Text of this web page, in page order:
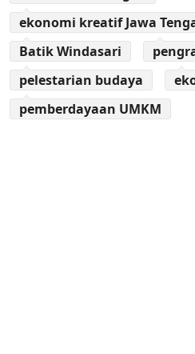
ekonomi kreatif Jawa
Batik Windasari
pelestarian budaya
pemberdayaan UMKM